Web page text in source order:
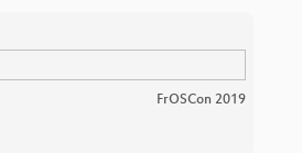
FrOSCon 2019